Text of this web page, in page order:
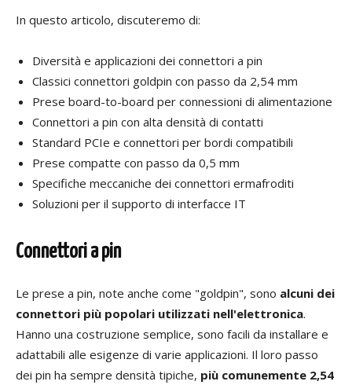
In questo articolo, discuteremo di:
Diversità e applicazioni dei connettori a pin
Classici connettori goldpin con passo da 2,54 mm
Prese board-to-board per connessioni di alimentazione
Connettori a pin con alta densità di contatti
Standard PCIe e connettori per bordi compatibili
Prese compatte con passo da 0,5 mm
Specifiche meccaniche dei connettori ermafroditi
Soluzioni per il supporto di interfacce IT
Connettori a pin
Le prese a pin, note anche come "goldpin", sono alcuni dei
connettori più popolari utilizzati nell'elettronica.
Hanno una costruzione semplice, sono facili da installare e
adattabili alle esigenze di varie applicazioni. Il loro passo
dei pin ha sempre densità tipiche, più comunemente 2,54